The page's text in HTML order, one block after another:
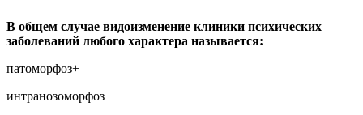
В общем случае видоизменение клиники психических
заболеваний любого характера называется:
патоморфоз+
интранозоморфоз